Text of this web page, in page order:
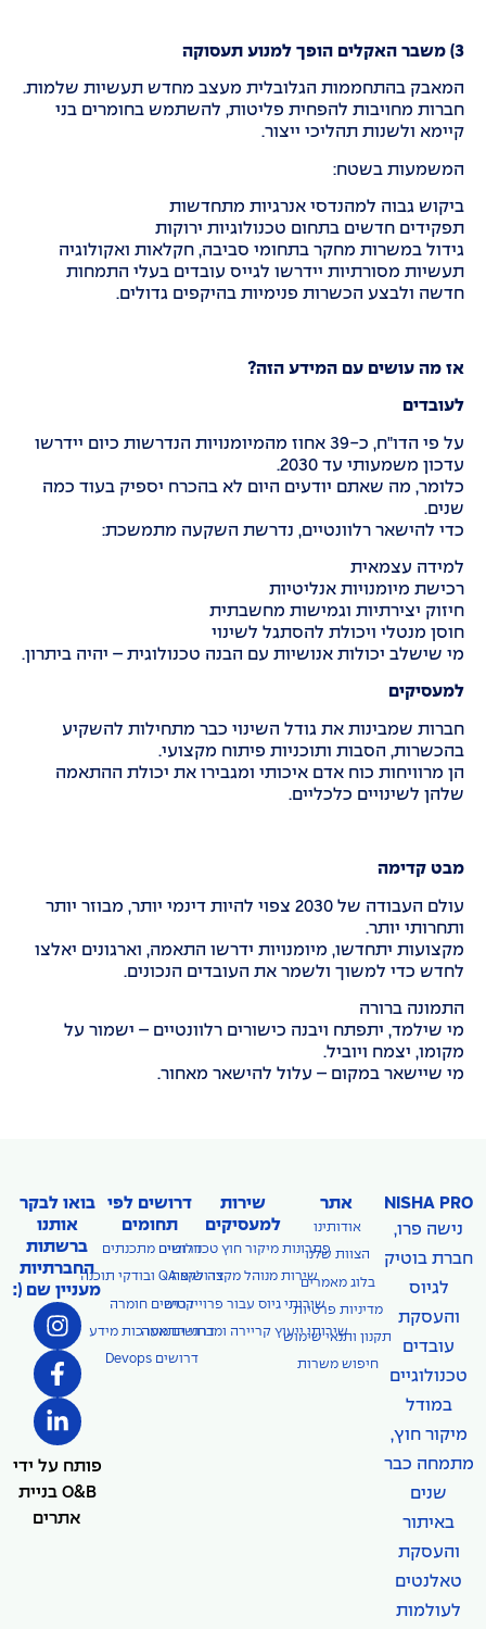
3) משבר האקלים הופך למנוע תעסוקה
המאבק בהתחממות הגלובלית מעצב מחדש תעשיות שלמות.
חברות מחויבות להפחית פליטות, להשתמש בחומרים בני
קיימא ולשנות תהליכי ייצור.
המשמעות בשטח:
ביקוש גבוה למהנדסי אנרגיות מתחדשות
תפקידים חדשים בתחום טכנולוגיות ירוקות
גידול במשרות מחקר בתחומי סביבה, חקלאות ואקולוגיה
תעשיות מסורתיות יידרשו לגייס עובדים בעלי התמחות
חדשה ולבצע הכשרות פנימיות בהיקפים גדולים.
אז מה עושים עם המידע הזה?
לעובדים
על פי הדו"ח, כ-39 אחוז מהמיומנויות הנדרשות כיום יידרשו
עדכון משמעותי עד 2030.
כלומר, מה שאתם יודעים היום לא בהכרח יספיק בעוד כמה
שנים.
כדי להישאר רלוונטיים, נדרשת השקעה מתמשכת:
למידה עצמאית
רכישת מיומנויות אנליטיות
חיזוק יצירתיות וגמישות מחשבתית
חוסן מנטלי ויכולת להסתגל לשינוי
מי שישלב יכולות אנושיות עם הבנה טכנולוגית – יהיה ביתרון.
למעסיקים
חברות שמבינות את גודל השינוי כבר מתחילות להשקיע
בהכשרות, הסבות ותוכניות פיתוח מקצועי.
הן מרוויחות כוח אדם איכותי ומגבירו את יכולת ההתאמה
שלהן לשינויים כלכליים.
מבט קדימה
עולם העבודה של 2030 צפוי להיות דינמי יותר, מבוזר יותר
ותחרותי יותר.
מקצועות יתחדשו, מיומנויות ידרשו התאמה, וארגונים יאלצו
לחדש כדי למשוך ולשמר את העובדים הנכונים.
התמונה ברורה
מי שילמד, יתפתח ויבנה כישורים רלוונטיים – ישמור על
מקומו, יצמח ויוביל.
מי שיישאר במקום – עלול להישאר מאחור.
בואו לבקר
אותנו
ברשתות
החברתיות
מעניין שם (:
פותח על ידי
O&B בניית
אתרים
דרושים לפי
תחומים
דרושים מתכנתים
דרושים QA ובודקי תוכנה
דרושים חומרה
דרושים מערכות מידע
דרושים Devops
שירות
למעסיקים
פתרונות מיקור חוץ טכנולוגיים
שירות מנוהל מקצה לקצה
שירותי גיוס עבור פרוייקטים
שירותי ייעוץ קריירה ומבחני התאמה
אתר
אודותינו
הצוות שלנו
בלוג מאמרים
מדיניות פרטיות
תקנון ותנאי שימוש
חיפוש משרות
NISHA PRO
נישה פרו,
חברת בוטיק
לגיוס
והעסקת
עובדים
טכנולוגיים
במודל
מיקור חוץ,
מתמחה כבר
שנים
באיתור
והעסקת
טאלנטים
לעולמות